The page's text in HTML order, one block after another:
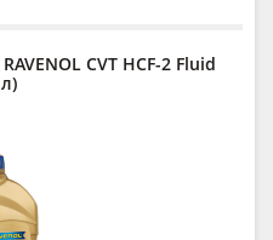
CVT HCF-2 Fluid